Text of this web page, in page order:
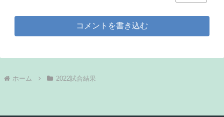
コメントを書き込む
ホーム 2022試合結果